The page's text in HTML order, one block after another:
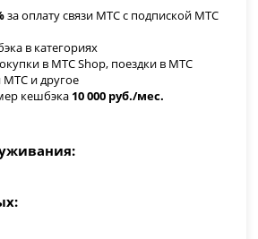
за оплату связи МТС с подпиской МТС
в категориях
в МТС Shop, поездки в МТС
МТС и другое
кешбэка 10 000 руб./мес.